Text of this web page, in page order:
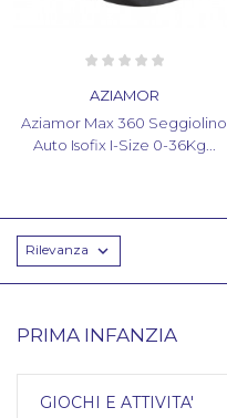
PRIMA INFANZIA
GIOCHI E ATTIVITA'
AZIAMOR
Aziamor Max 360 Seggiolino
Auto Isofix I-Size 0-36Kg...
Rilevanza 